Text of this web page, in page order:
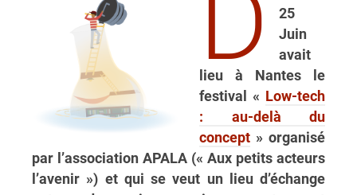
25
Juin
avait
lieu à Nantes le
festival « Low-tech
: au-delà du
concept » organisé
par l’association APALA (« Aux petits acteurs
l’avenir ») et qui se veut un lieu d’échange